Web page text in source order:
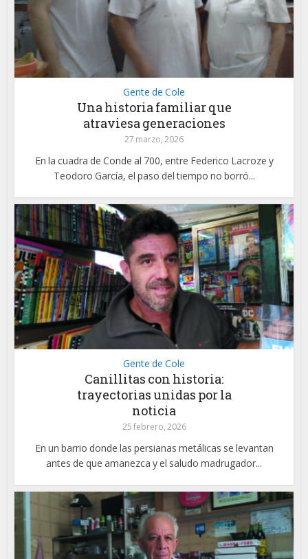
Gente de Cole
Una historia familiar que
atraviesa generaciones
27 marzo, 2026
En la cuadra de Conde al 700, entre Federico Lacroze y
Teodoro García, el paso del tiempo no borró...
Gente de Cole
Canillitas con historia:
trayectorias unidas por la
noticia
25 febrero, 2026
En un barrio donde las persianas metálicas se levantan
antes de que amanezca y el saludo madrugador...